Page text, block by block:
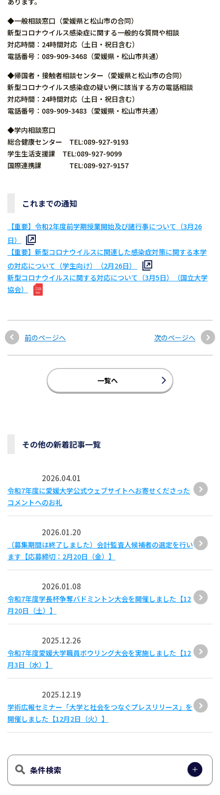
◆一般相談窓口（愛媛県と松山市の合同）
新型コロナウイルス感染症に関する一般的な質問や相談
対応時間：24時間対応（土日・祝日含む）
電話番号：089-909-3468（愛媛県・松山市共通）
◆帰国者・接触者相談センター（愛媛県と松山市の合同）
新型コロナウイルス感染症の疑い例に該当する方の電話相談
対応時間：24時間対応（土日・祝日含む）
電話番号：089-909-3483（愛媛県・松山市共通）
◆学内相談窓口
総合健康センター TEL:089-927-9193
学生生活支援課 TEL:089-927-9099
国際連携課 TEL:089-927-9157
これまでの通知
【重要】令和2年度前学期授業開始及び諸行事について（3月26
日）
【重要】新型コロナウイルスに関連した感染症対策に関する本学
の対応について（学生向け）（2月26日）
新型コロナウイルスに関する対応について（3月5日）（国立大学
協会）
前のページへ 次のページへ
一覧へ
その他の新着記事一覧
2026.04.01
令和7年度に愛媛大学公式ウェブサイトへお寄せくださった
コメントへのお礼
2026.01.20
（募集期間は終了しました）会計監査人候補者の選定を行い
ます【応募締切：2月20日（金）】
2026.01.08
令和7年度学長杯争奪バドミントン大会を開催しました【12
月20日（土）】
2025.12.26
令和7年度愛媛大学職員ボウリング大会を実施しました【12
月3日（水）】
2025.12.19
学術広報セミナー「大学と社会をつなぐプレスリリース」を
開催しました【12月2日（火）】
条件検索